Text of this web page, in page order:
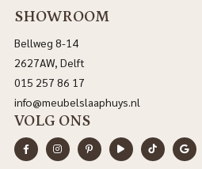
SHOWROOM
Bellweg 8-14
2627AW, Delft
015 257 86 17
info@meubelslaaphuys.nl
VOLG ONS